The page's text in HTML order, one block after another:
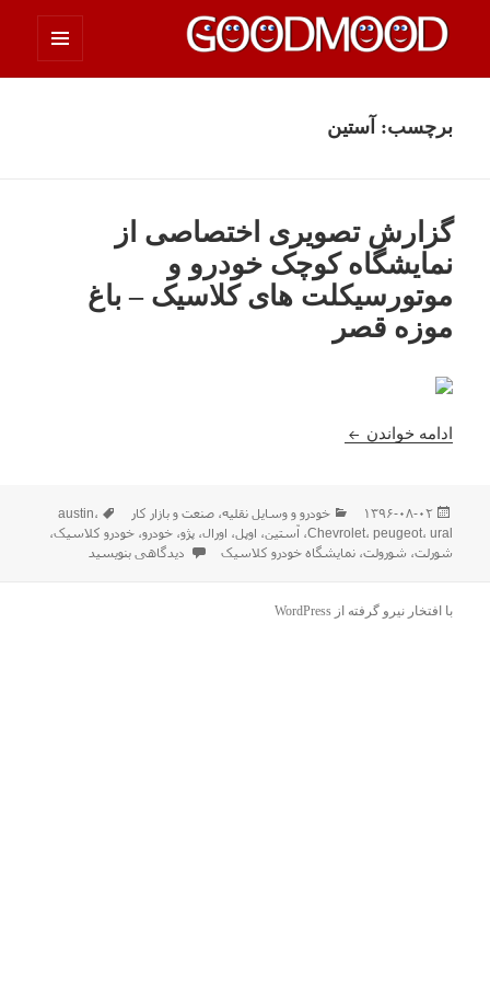
چیزای خووب مووب
برچسب: آستین
گزارش تصویری اختصاصی از
نمایشگاه کوچک خودرو و
موتورسیکلت های کلاسیک – باغ
موزه قصر
ادامه خواندن گزارش تصویری اختصاصی از نمایشگاه کوچک خودرو
ارسال
شده
در
۱۳۹۶-۰۸-۰۲ دسته‌ها
خودرو و وسایل نقلیه،صنعت و بازار كار برچسب‌ها
austin،
Chevrolet، peugeot، ural ، آستین، اوپل، اورال،پژو،خودرو،خودرو کلاسیک،
شورلت، شورولت،نمایشگاه خودرو کلاسیک برای گزارش تصویری اختصاصی از
دیدگاهی بنویسید
با افتخار نیرو گرفته از WordPress